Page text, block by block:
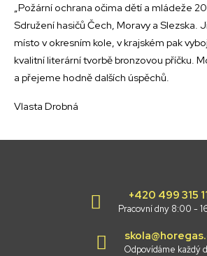
„Požární ochrana očima dětí a mládeže
Sdružení hasičů Čech, Moravy a Slezska.
místo v okresním kole, v krajském pak
kvalitní literární tvorbě bronzovou příčku.
a přejeme hodně dalších úspěchů.
Vlasta Drobná
+420 499 315
Pracovní dny 8:00 -
Odpovídáme každý